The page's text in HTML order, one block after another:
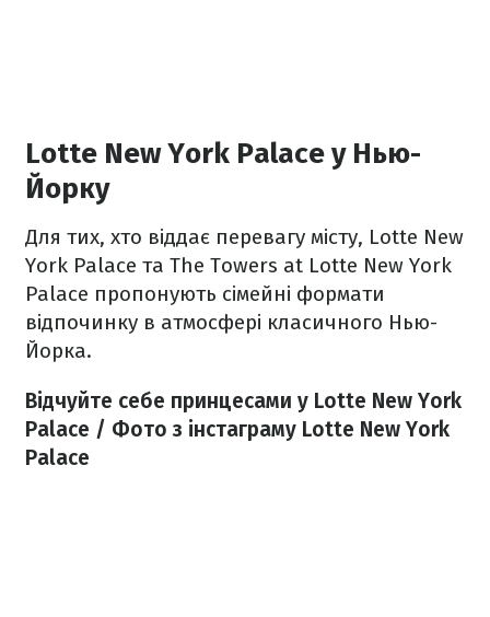
Lotte New York Palace у Нью-
Йорку
Для тих, хто віддає перевагу місту, Lotte New
York Palace та The Towers at Lotte New York
Palace пропонують сімейні формати
відпочинку в атмосфері класичного Нью-
Йорка.
Відчуйте себе принцесами у Lotte New York
Palace / Фото з інстаграму Lotte New York
Palace